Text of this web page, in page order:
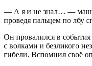
— А я и не знал… —
проведя пальцем по
Он провалился в
с волками и безликого
гибели. Вспомнил своё